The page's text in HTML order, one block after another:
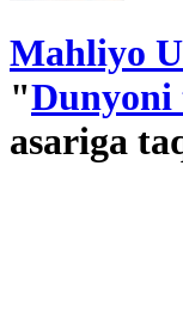
Mahliyo
"Dunyoni
asariga